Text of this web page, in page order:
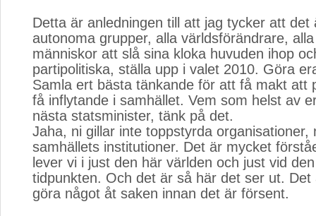
Detta är anledningen till att jag tycker att det
autonoma grupper, alla världsförändrare,
människor att slå sina kloka huvuden ihop
partipolitiska, ställa upp i valet 2010. Göra
Samla ert bästa tänkande för att få makt att
få inflytande i samhället. Vem som helst av
nästa statsminister, tänk på det.
Jaha, ni gillar inte toppstyrda organisationer,
samhällets institutioner. Det är mycket
lever vi i just den här världen och just vid
tidpunkten. Och det är så här det ser ut. Det
göra något åt saken innan det är försent.